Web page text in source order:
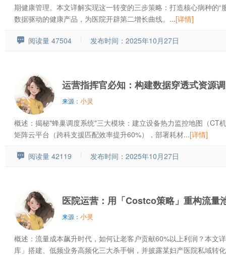
期健康管理。本文详解实现这一转变的三步策略：打造核心病种的“
数据驱动的健康产品，为医院开辟第二增长曲线。...[详情]
阅读量 47504 发布时间：2025年10月27日
运营指挥官必知：构建数据穿透式资源
来源： 小灵
概述：揭秘"蜂巢调度系统"三大模块：建立设备热力监控地图（CT
矩阵云平台（跨科支援匹配效率提升60%），部署耗材...[详情]
阅读量 42119 发布时间：2025年10月27日
医院运营：用「Costco策略」重构流量
来源： 小灵
概述：流量成本飙升时代，如何让老客户贡献60%以上利润？本文
库」搭建、低频业务高频化三大杀手锏，并披露某妇产医院私域转